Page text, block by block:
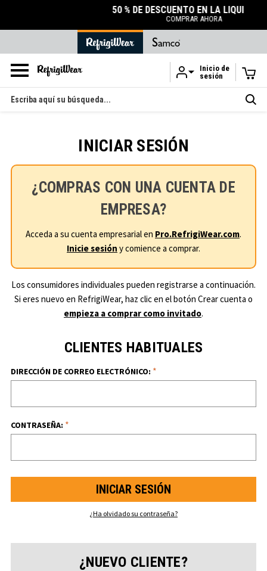
Ir al contenido principal
50 % DE DESCUENTO EN LA LIQUIDACIÓN
COMPRAR AHORA
Inicio de
sesión
Buscar
en
INICIAR SESIÓN
¿COMPRAS CON UNA CUENTA DE
EMPRESA?
Acceda a su cuenta empresarial en Pro.RefrigiWear.com.
Inicie sesión y comience a comprar.
Los consumidores individuales pueden registrarse a continuación.
Si eres nuevo en RefrigiWear, haz clic en el botón Crear cuenta o
empieza a comprar como invitado.
CLIENTES HABITUALES
DIRECCIÓN DE CORREO ELECTRÓNICO: *
CONTRASEÑA: *
¿Ha olvidado su contraseña?
¿NUEVO CLIENTE?